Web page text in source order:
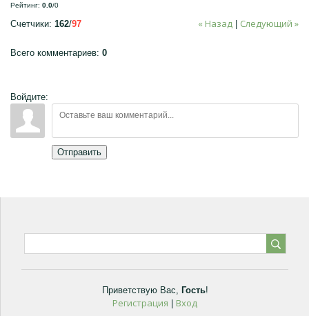
Рейтинг: 0.0/0
« Назад Следующий »
Счетчики: 162/97
Всего комментариев: 0
Войдите:
Отправить
Приветствую Вас, Гость!
Регистрация Вход